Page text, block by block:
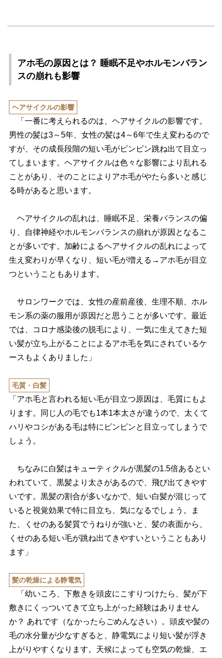
アホ毛の原因とは？ 睡眠不足やホルモンバラン
スの崩れも影響
ヘアサイクルの影響
「一番に考えられるのは、ヘアサイクルの影響です。
男性の髪は3～5年、女性の髪は4～6年で生え変わるので
すが、その成長段階の短い毛がピンピン跳ね出て目立っ
てしまいます。ヘアサイクルは色々な影響により乱れる
ことがあり、そのことによりアホ毛がやたら多いと感じ
る時があると思います。
ヘアサイクルの乱れは、睡眠不足、栄養バランスの偏
り、自律神経やホルモンバランスの崩れが原因となるこ
とが多いです。加齢によるヘアサイクルの乱れによって
生え変わりが早くなり、短い毛が増える→アホ毛が目立
つということもあります。
サロンワークでは、女性の産前産後、生理不順、ホル
モン系の薬の服用が原因だと思うことが多いです。最近
では、コロナ感染後の脱毛により、一気に生えてきた短
い髪が立ち上がることによるアホ毛を気にされているケ
ースもよくありました」
毛質・白髪
「アホ毛と言われる短い毛が目立つ原因は、毛質にもよ
ります。同じ人の毛でも1本1本太さが違うので、太くて
ハリやコシがある毛は特にピンピンと目立ってしまうで
しょう。
ちなみに白髪はキューティクルが黒髪の1.5倍あるとい
われていて、黒髪より太さがあるので、飛び出てきやす
いです。黒髪の割合が多いなかで、短い白髪が混じって
いると視覚効果で特に目立ち、気になるでしょう。ま
た、くせのある髪質でうねりが強いと、髪の表面から、
くせのある短い毛が跳ね出てきやすいということもあり
ます」
髪の乾燥による静電気
「幼いころ、下敷きを頭皮にこすりつけたら、髪が下
敷きにくっついてきて立ち上がった経験はありません
か？ あれです（なかったらごめんなさい）。頭皮や髪の
毛の水分量が少なすぎると、静電気により短い髪が浮き
上がりやすくなります。天候によっても空気の乾燥、エ